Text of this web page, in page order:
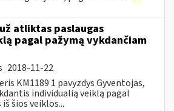
atliktas paslaugas
pagal pažymą vykdančiam
2018-11-22
KM1189 1 pavyzdys Gyventojas,
individualią veiklą pagal
šios veiklos...